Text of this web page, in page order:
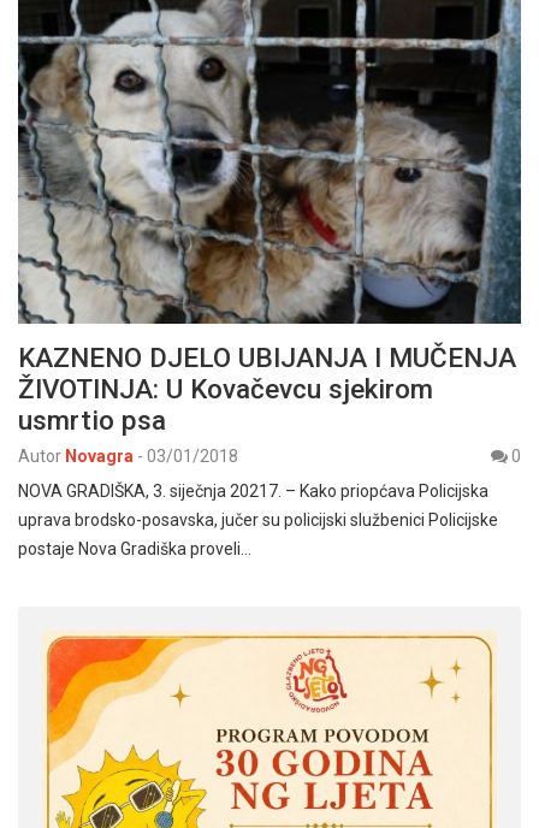
KAZNENO DJELO UBIJANJA I MUČENJA
ŽIVOTINJA: U Kovačevcu sjekirom
usmrtio psa
Autor Novagra - 03/01/2018
0
NOVA GRADIŠKA, 3. siječnja 20217. – Kako priopćava Policijska
uprava brodsko-posavska, jučer su policijski službenici Policijske
postaje Nova Gradiška proveli…